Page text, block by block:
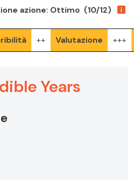
azione: Ottimo (10/12)
++ Valutazione +++
Years